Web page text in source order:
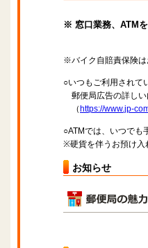
※ 窓口業務、ATMを
※バイク自賠責保険は
○いつもご利用されて
郵便局広告の詳しい
（ https://www.jp-
○ATMでは、いつでも
※硬貨を伴うお預け入
お知らせ